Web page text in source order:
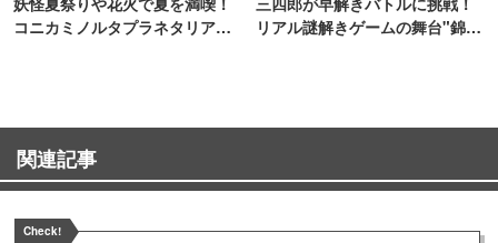
コニカミノルタプラネタリア
リアル謎解きゲームの舞台"錦糸
関連記事
Check!